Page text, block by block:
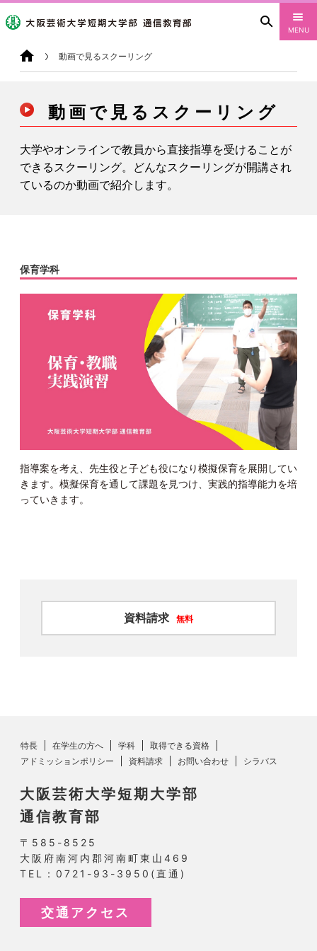
MENU
動画で見るスクーリング
動画で見るスクーリング
大学やオンラインで教員から直接指導を受けることが
できるスクーリング。どんなスクーリングが開講され
ているのか動画で紹介します。
保育学科
指導案を考え、先生役と子ども役になり模擬保育を展開してい
きます。模擬保育を通して課題を見つけ、実践的指導能力を培
っていきます。
資料請求 無料
特長 在学生の方へ 学科
取得できる資格
アドミッションポリシー
資料請求 お問い合わせ シラバス
大阪芸術大学短期大学部
通信教育部
〒585-8525
大阪府南河内郡河南町東山469
TEL：0721-93-3950(直通)
交通アクセス